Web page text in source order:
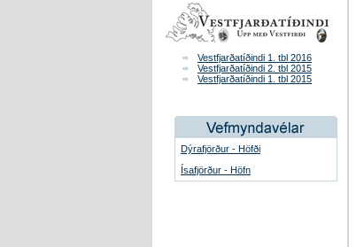
Vestfjarðatíðindi 1. tbl 2016
Vestfjarðatíðindi 2. tbl 2015
Vestfjarðatíðindi 1. tbl 2015
Dýrafjörður - Höfði
Ísafjörður - Höfn